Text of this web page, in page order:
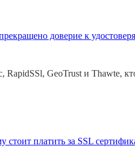
доверие к
RapidSSl, GeoTrust и Thawte,
платить за SSL